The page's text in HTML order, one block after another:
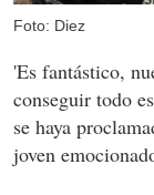
Foto: Diez
'Es fantástico,
conseguir todo
se haya
joven